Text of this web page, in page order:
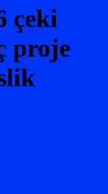
çeki
proje